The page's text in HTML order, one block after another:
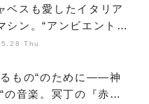
ベスも愛したイタリア
シン。“アンビエントの
の原点と、「動き」に
Thu
るもの“のために――神
の音楽。冥丁の『赤城